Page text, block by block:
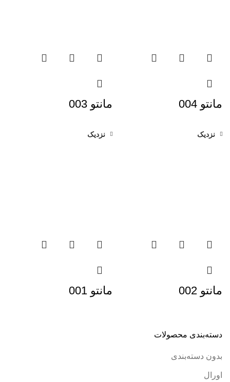
دسته‌بندی محصولات
بدون دسته‌بندی
اورال
مانتو 004 مانتو 003
نزدیک
مانتو 002
نزدیک
مانتو 001